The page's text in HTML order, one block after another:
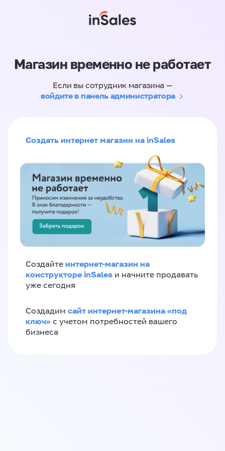
Магазин временно не работает
Если вы сотрудник магазина —
войдите в панель администратора
Создать интернет магазин на inSales
Создайте интернет-магазин на
конструкторе inSales и начните продавать
уже сегодня
Создадим сайт интернет-магазина «под
ключ» с учетом потребностей вашего
бизнеса